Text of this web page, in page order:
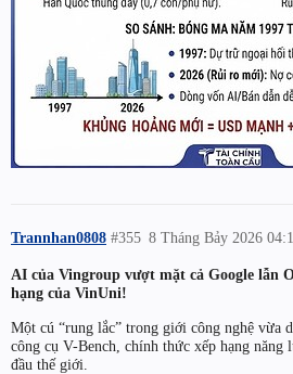
Trannhan0808 8 Tháng Bảy 2026
#355
AI của Vingroup vượt mặt cả Google lẫn
hạng của VinUni!
Một cú “rung lắc” trong giới công nghệ vừa
công cụ V-Bench, chính thức xếp hạng năng
đầu thế giới.